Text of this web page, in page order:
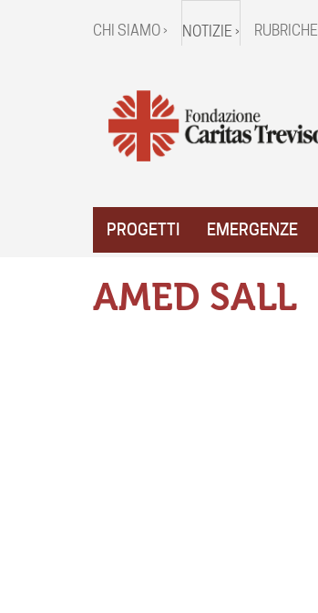
CHI SIAMO › NOTIZIE › RUBRICHE
PROGETTI EMERGENZE
AMED SALL